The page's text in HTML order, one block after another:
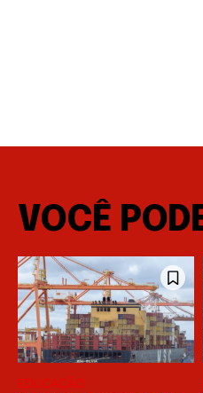
VOCÊ
EDUCAÇÃO